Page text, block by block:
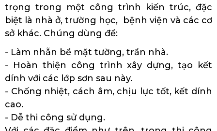
trọng trong một công trình kiến trúc, đặc
biệt là nhà ở, trường học, bệnh viện và các cơ
sở khác. Chúng dùng để:
- Làm nhẵn bề mặt tường, trần nhà.
- Hoàn thiện công trình xây dựng, tạo kết
dính với các lớp sơn sau này.
- Chống nhiệt, cách âm, chịu lực tốt, kết dính
cao.
- Dễ thi công sử dụng.